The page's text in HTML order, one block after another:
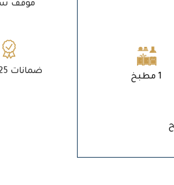
1 مطبخ
موقف
ضمانات 25 سنة